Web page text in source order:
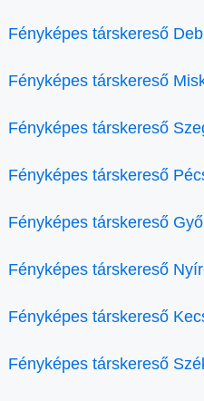
Fényképes társkereső
Fényképes társkereső
Fényképes társkereső
Fényképes társkereső
Fényképes társkereső
Fényképes társkereső
Fényképes társkereső
Fényképes társkereső